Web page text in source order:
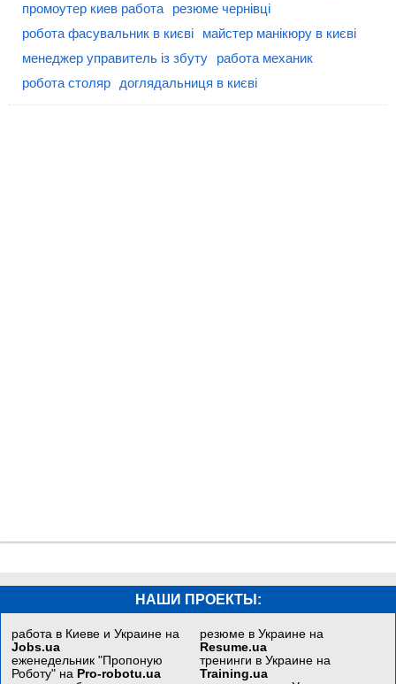
промоутер киев работа
резюме чернівці
робота фасувальник в києві
майстер манікюру в києві
менеджер управитель із збуту
работа механик
робота столяр
доглядальниця в києві
НАШИ ПРОЕКТЫ:
работа в Киеве и Украине на
Jobs.ua
еженедельник "Пропоную
Роботу" на Pro-robotu.ua
резюме в Украине на
Resume.ua
тренинги в Украине на
Training.ua